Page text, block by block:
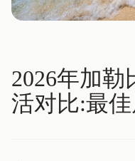
2026年加
活对比:最